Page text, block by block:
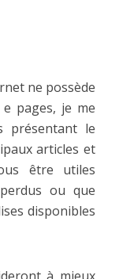
ne possède
pages, je me
présentant le
articles et
être utiles
ou que
disponibles